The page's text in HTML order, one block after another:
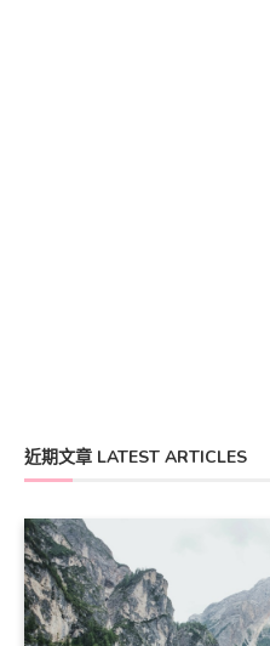
近期文章 LATEST ARTICLES